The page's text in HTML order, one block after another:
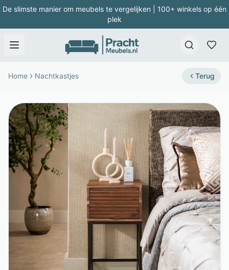
De slimste manier om meubels te vergelijken | 100+ winkels op één
plek
Home Nachtkastjes Terug